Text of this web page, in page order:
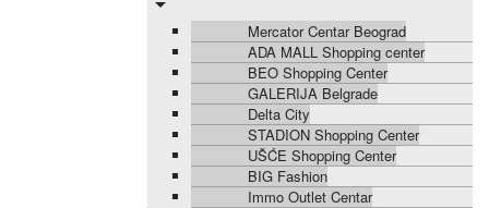
Mercator Centar Beograd
ADA MALL Shopping center
BEO Shopping Center
GALERIJA Belgrade
Delta City
STADION Shopping Center
UŠĆE Shopping Center
BIG Fashion
Immo Outlet Centar